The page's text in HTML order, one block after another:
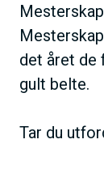
det året de
gult belte.
Tar du